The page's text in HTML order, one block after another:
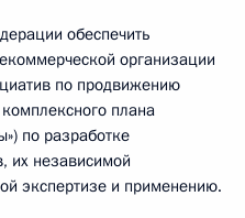
обеспечить
организации
по продвижению
плана
по разработке
их независимой
экспертизе и применению.